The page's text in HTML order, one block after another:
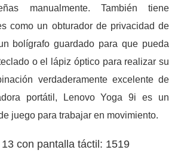
manualmente. También tiene
como un obturador de privacidad de
bolígrafo guardado para que pueda
o el lápiz óptico para realizar su
verdaderamente excelente de
portátil, Lenovo Yoga 9i es un
juego para trabajar en movimiento.
con pantalla táctil: 1519